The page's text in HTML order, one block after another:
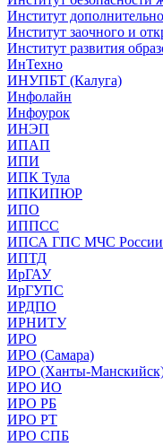
Институт
Институт заочного и
Институт развития
ИнТехно
ИНУПБТ (Калуга)
Инфолайн
Инфоурок
ИНЭП
ИПАП
ИПИ
ИПК Тула
ИПКИПЮР
ИПО
ИППСС
ИПСА ГПС МЧС России
ИПТД
ИрГАУ
ИрГУПС
ИРДПО
ИРНИТУ
ИРО
ИРО (Самара)
ИРО (Ханты-
ИРО ИО
ИРО РБ
ИРО РТ
ИРО СПБ